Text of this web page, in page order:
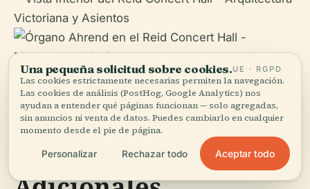
Contacto y Recursos
Una pequeña solicitud sobre cookies.UE · RGPD
Las cookies estrictamente necesarias permiten la navegación.
Las cookies de análisis (PostHog, Google Analytics) nos
ayudan a entender qué páginas funcionan — solo agregadas,
sin anuncios ni venta de datos. Puedes cambiarlo en cualquier
momento desde el pie de página.
Personalizar Rechazar todo Aceptar todo